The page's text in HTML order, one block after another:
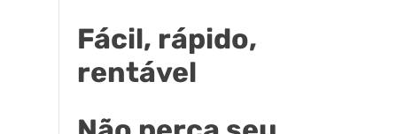
Fácil, rápido,
rentável